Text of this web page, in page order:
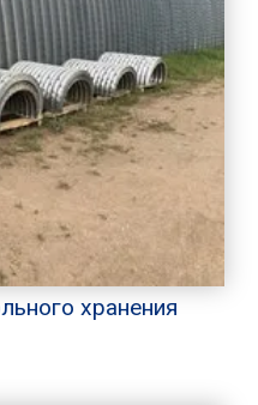
хранения